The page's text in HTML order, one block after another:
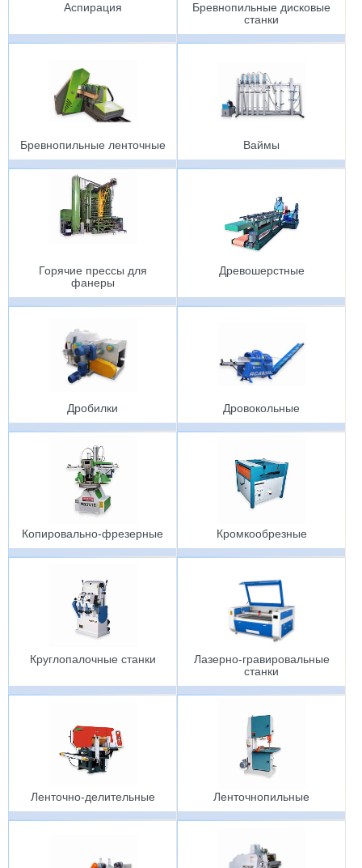
Аспирация
Бревнопильные дисковые
станки
Бревнопильные ленточные Ваймы
Горячие прессы для
фанеры
Древошерстные
Дробилки Дровокольные
Копировально-фрезерные Кромкообрезные
Круглопалочные станки
Лазерно-гравировальные
станки
Ленточно-делительные Ленточнопильные